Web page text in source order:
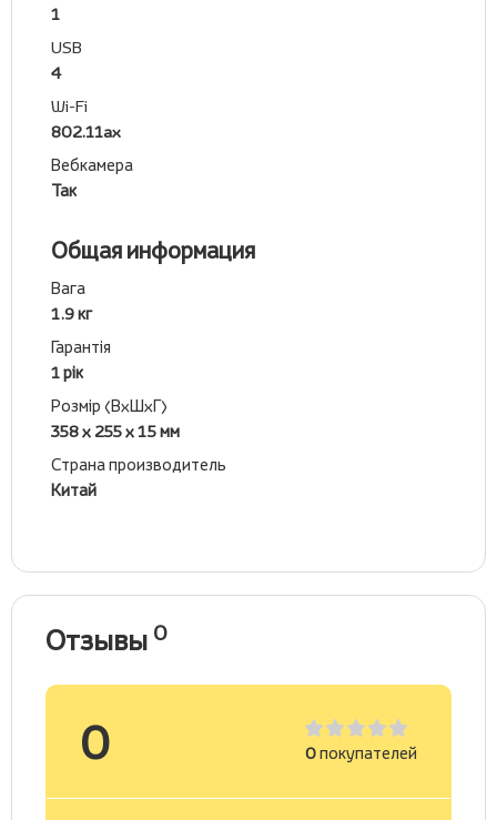
1
USB
4
Wi-Fi
802.11ax
Вебкамера
Так
Общая информация
Вага
1.9 кг
Гарантія
1 рік
Розмір (ВхШхГ)
358 х 255 х 15 мм
Страна производитель
Китай
Отзывы 0
0 0покупателей